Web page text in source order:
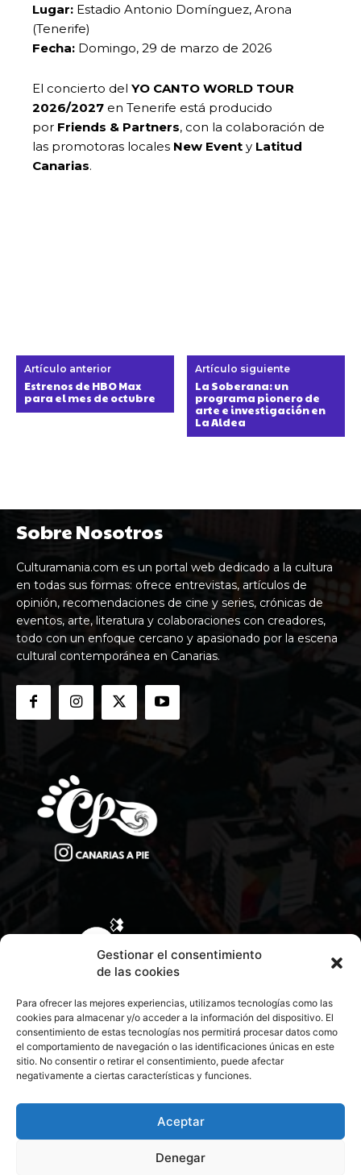
Gestionar el consentimiento
de las cookies
Para ofrecer las mejores experiencias, utilizamos tecnologías como las
cookies para almacenar y/o acceder a la información del dispositivo. El
consentimiento de estas tecnologías nos permitirá procesar datos como
el comportamiento de navegación o las identificaciones únicas en este
sitio. No consentir o retirar el consentimiento, puede afectar
negativamente a ciertas características y funciones.
Aceptar
Denegar
Lugar: Estadio Antonio Domínguez, Arona
(Tenerife)
Fecha: Domingo, 29 de marzo de 2026
El concierto del YO CANTO WORLD TOUR
2026/2027 en Tenerife está producido
por Friends & Partners, con la colaboración de
las promotoras locales New Event y Latitud
Canarias.
Artículo anterior
Estrenos de HBO Max
para el mes de octubre
Artículo siguiente
La Soberana: un
programa pionero de
arte e investigación en
La Aldea
Sobre Nosotros
Culturamania.com es un portal web dedicado a la cultura
en todas sus formas: ofrece entrevistas, artículos de
opinión, recomendaciones de cine y series, crónicas de
eventos, arte, literatura y colaboraciones con creadores,
todo con un enfoque cercano y apasionado por la escena
cultural contemporánea en Canarias.
CONTACTA CON NOSOTROS